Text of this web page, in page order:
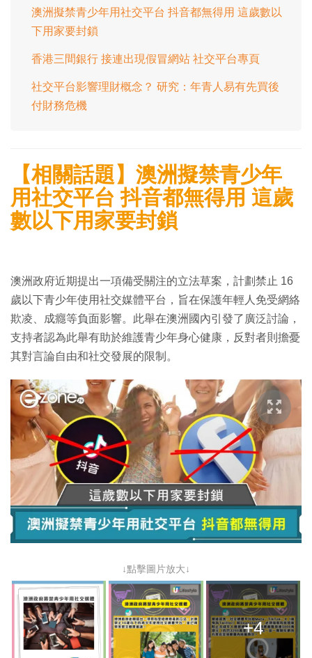
澳洲擬禁青少年用社交平台 抖音都無得用 這歲數以
下用家要封鎖
香港三間銀行 接連出現假冒網站 社交平台專頁
社交平台影響理財概念？ 研究：年青人易有先買後
付財務危機
【相關話題】澳洲擬禁青少年
用社交平台 抖音都無得用 這歲
數以下用家要封鎖
澳洲政府近期提出一項備受關注的立法草案，計劃禁止 16
歲以下青少年使用社交媒體平台，旨在保護年輕人免受網絡
欺凌、成癮等負面影響。此舉在澳洲國內引發了廣泛討論，
支持者認為此舉有助於維護青少年身心健康，反對者則擔憂
其對言論自由和社交發展的限制。
↓點擊圖片放大↓
+4